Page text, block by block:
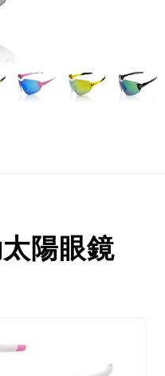
陽眼鏡